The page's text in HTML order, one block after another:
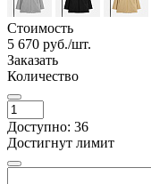
Стоимость
5 670 руб./шт.
Заказать
Количество
Доступно: 36
Достигнут лимит